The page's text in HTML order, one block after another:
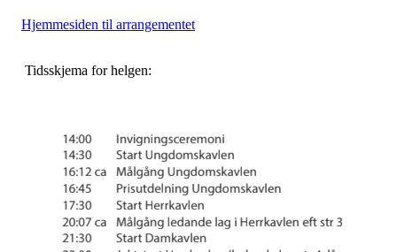
Hjemmesiden til arrangementet
Tidsskjema for helgen: